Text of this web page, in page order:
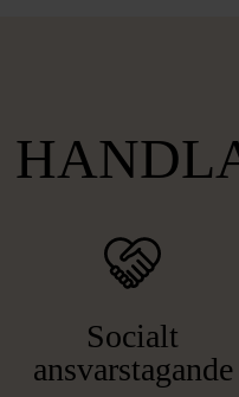
Socialt
ansvarstagande